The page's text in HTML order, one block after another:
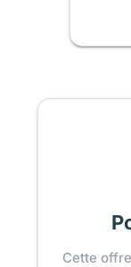
Cette